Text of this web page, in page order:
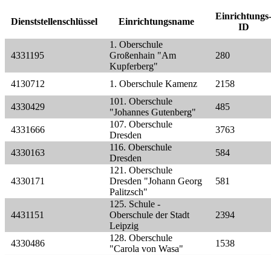
Dienststellenschlüssel Einrichtungsname
Einrichtungs-
ID
4331195
1. Oberschule
Großenhain "Am
Kupferberg"
280
4130712 1. Oberschule Kamenz 2158
4330429
101. Oberschule
"Johannes Gutenberg"
485
4331666
107. Oberschule
Dresden
3763
4330163
116. Oberschule
Dresden
584
4330171
121. Oberschule
Dresden "Johann Georg
Palitzsch"
581
4431151
125. Schule -
Oberschule der Stadt
Leipzig
2394
4330486
128. Oberschule
"Carola von Wasa"
1538